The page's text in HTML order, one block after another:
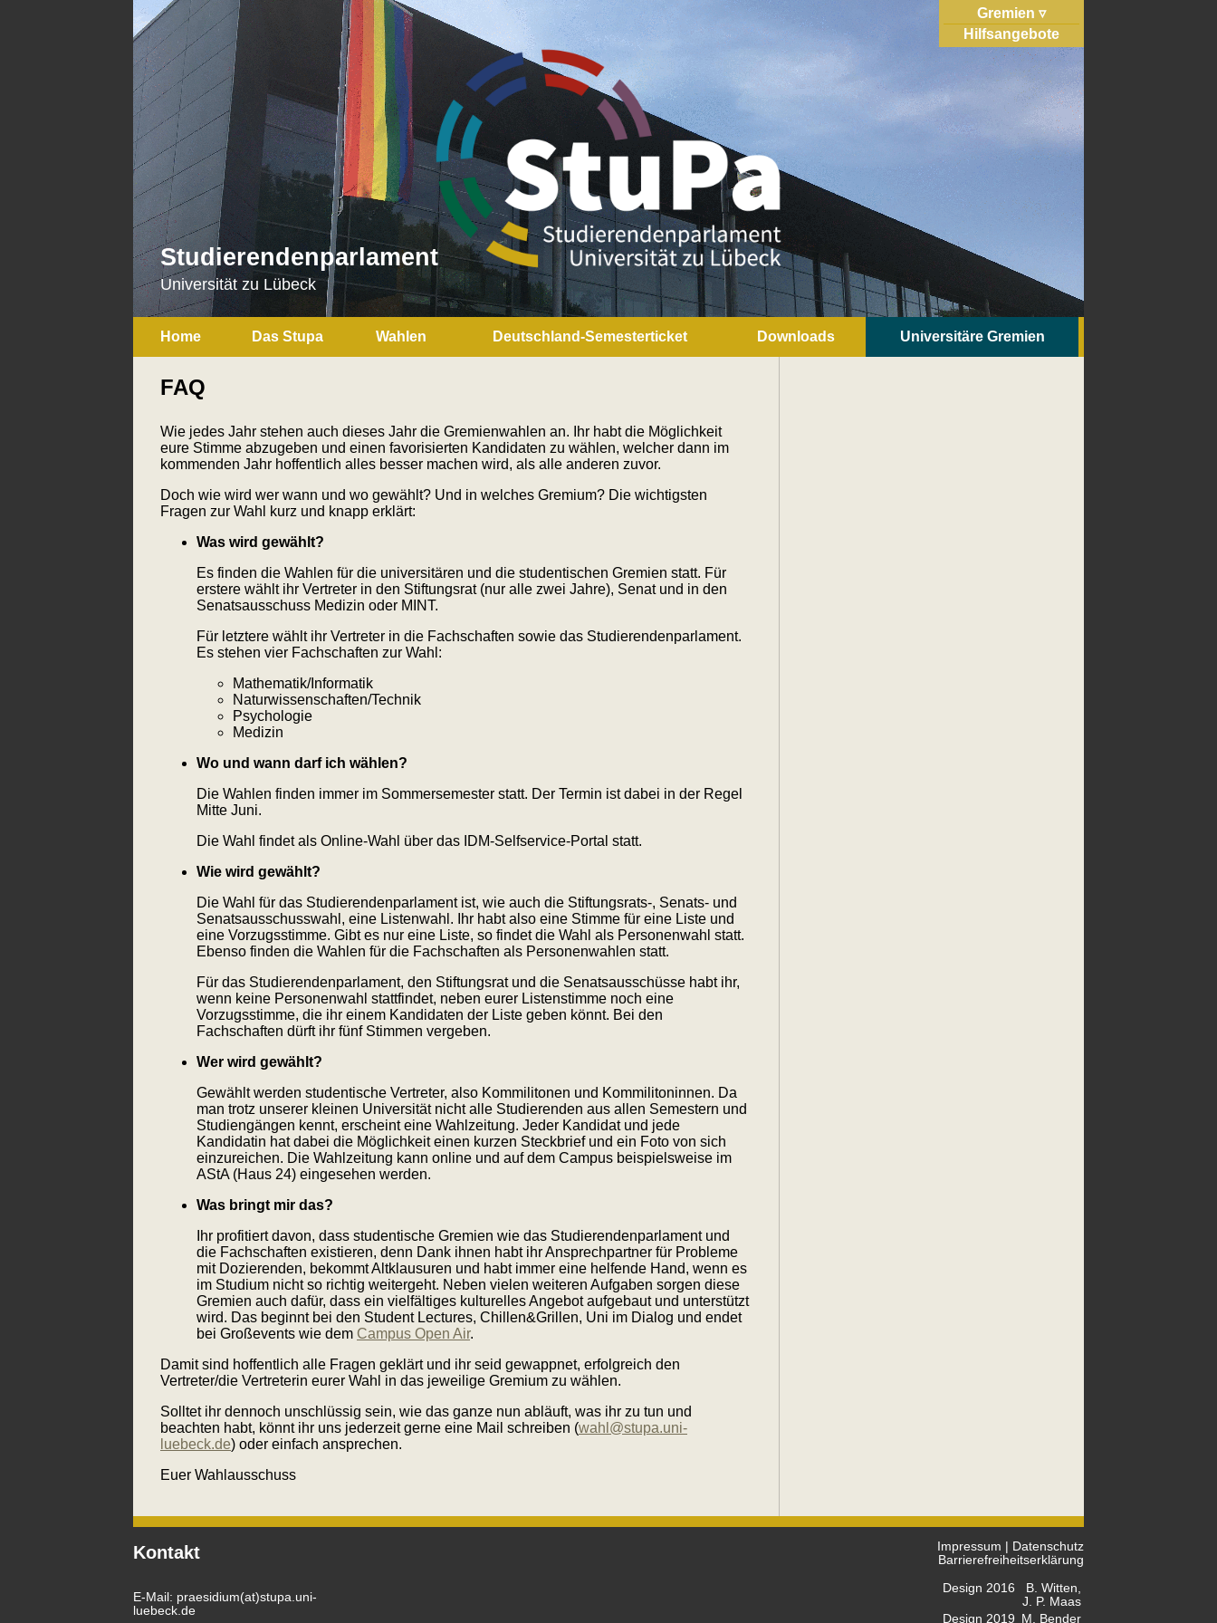
Gremien
Hilfsangebote
Studierendenparlament
Universität zu Lübeck
Home Das Stupa Wahlen Deutschland-Semesterticket Downloads Universitäre Gremien
FAQ
Wie jedes Jahr stehen auch dieses Jahr die Gremienwahlen an. Ihr habt die Möglichkeit
eure Stimme abzugeben und einen favorisierten Kandidaten zu wählen, welcher dann im
kommenden Jahr hoffentlich alles besser machen wird, als alle anderen zuvor.
Doch wie wird wer wann und wo gewählt? Und in welches Gremium? Die wichtigsten
Fragen zur Wahl kurz und knapp erklärt:
Was wird gewählt?
Es finden die Wahlen für die universitären und die studentischen Gremien statt. Für
erstere wählt ihr Vertreter in den Stiftungsrat (nur alle zwei Jahre), Senat und in den
Senatsausschuss Medizin oder MINT.
Für letztere wählt ihr Vertreter in die Fachschaften sowie das Studierendenparlament.
Es stehen vier Fachschaften zur Wahl:
Mathematik/Informatik
Naturwissenschaften/Technik
Psychologie
Medizin
Wo und wann darf ich wählen?
Die Wahlen finden immer im Sommersemester statt. Der Termin ist dabei in der Regel
Mitte Juni.
Die Wahl findet als Online-Wahl über das IDM-Selfservice-Portal statt.
Wie wird gewählt?
Die Wahl für das Studierendenparlament ist, wie auch die Stiftungsrats-, Senats- und
Senatsausschusswahl, eine Listenwahl. Ihr habt also eine Stimme für eine Liste und
eine Vorzugsstimme. Gibt es nur eine Liste, so findet die Wahl als Personenwahl statt.
Ebenso finden die Wahlen für die Fachschaften als Personenwahlen statt.
Für das Studierendenparlament, den Stiftungsrat und die Senatsausschüsse habt ihr,
wenn keine Personenwahl stattfindet, neben eurer Listenstimme noch eine
Vorzugsstimme, die ihr einem Kandidaten der Liste geben könnt. Bei den
Fachschaften dürft ihr fünf Stimmen vergeben.
Wer wird gewählt?
Gewählt werden studentische Vertreter, also Kommilitonen und Kommilitoninnen. Da
man trotz unserer kleinen Universität nicht alle Studierenden aus allen Semestern und
Studiengängen kennt, erscheint eine Wahlzeitung. Jeder Kandidat und jede
Kandidatin hat dabei die Möglichkeit einen kurzen Steckbrief und ein Foto von sich
einzureichen. Die Wahlzeitung kann online und auf dem Campus beispielsweise im
AStA (Haus 24) eingesehen werden.
Was bringt mir das?
Ihr profitiert davon, dass studentische Gremien wie das Studierendenparlament und
die Fachschaften existieren, denn Dank ihnen habt ihr Ansprechpartner für Probleme
mit Dozierenden, bekommt Altklausuren und habt immer eine helfende Hand, wenn es
im Studium nicht so richtig weitergeht. Neben vielen weiteren Aufgaben sorgen diese
Gremien auch dafür, dass ein vielfältiges kulturelles Angebot aufgebaut und unterstützt
wird. Das beginnt bei den Student Lectures, Chillen&Grillen, Uni im Dialog und endet
bei Großevents wie dem Campus Open Air.
Damit sind hoffentlich alle Fragen geklärt und ihr seid gewappnet, erfolgreich den
Vertreter/die Vertreterin eurer Wahl in das jeweilige Gremium zu wählen.
Solltet ihr dennoch unschlüssig sein, wie das ganze nun abläuft, was ihr zu tun und
beachten habt, könnt ihr uns jederzeit gerne eine Mail schreiben (wahl@stupa.uni-
luebeck.de) oder einfach ansprechen.
Euer Wahlausschuss
Kontakt
E-Mail: praesidium(at)stupa.uni-
luebeck.de
Impressum | Datenschutz
Barrierefreiheitserklärung
Design 2016
B. Witten,
J. P. Maas
Design 2019
M. Bender